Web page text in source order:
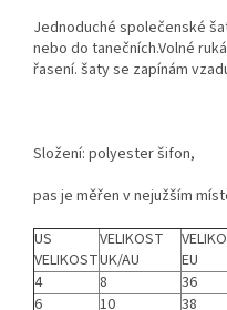
Jednoduché společenské
nebo do tanečních.Volné
řasení. šaty se zapínám
Složení: polyester šifon,
pas je měřen v nejužším
US
VELIKOST
VELIKOST
UK/AU
EU
4
8 36
6
10 38